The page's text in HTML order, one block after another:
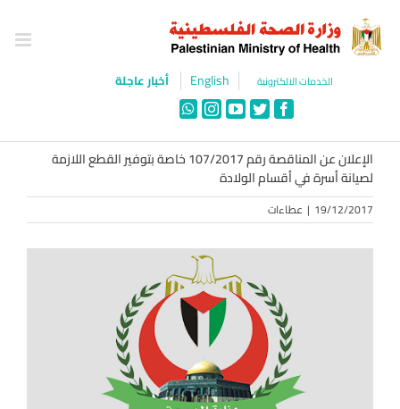
content
الخدمات الالكترونية English أخبار عاجلة
Facebook
Twitter
YouTube
Instagram
WhatsApp
الإعلان عن المناقصة رقم 107/2017 خاصة بتوفير القطع اللازمة
لصيانة أسرة في أقسام الولادة
19/12/2017
| عطاءات